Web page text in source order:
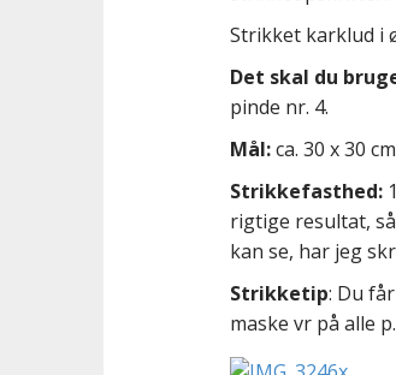
Strikket karklud i
Det skal du
pinde nr. 4.
Mål:ca. 30 x 30
Strikkefasthed:
rigtige resultat,
kan se, har jeg
Strikketip: Du
maske vr på alle p.